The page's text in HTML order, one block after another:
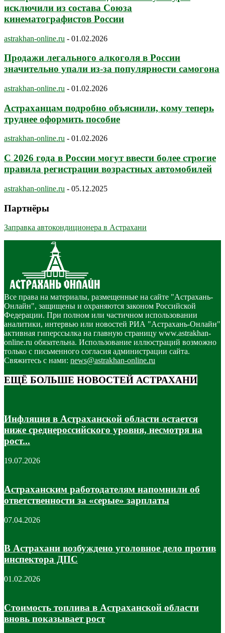
исключили из состава Союза
кинематографистов России
astrakhan-online.ru - 01.02.2026
Продажи легального алкоголя в России
значительно упали из-за популярности самогона
astrakhan-online.ru - 01.02.2026
Астраханцам подробно объяснили, кому теперь
труднее оформить пособие
astrakhan-online.ru - 01.02.2026
С 2026 года в России могут ввести более строгие
правила регистрации возрастных автомобилей
astrakhan-online.ru - 05.12.2025
Партнёры
Заправка автокондиционера в Астрахани
Все права на материалы, размещенные на сайте "Астрахань-
Онлайн", защищены и охраняются законом Российской
Федерации. При полном или частичном использовании
аналитики, интервью или новостей РИА "Астрахань-Онлайн"
активная гиперссылка на главную страницу www.astrakhan-
online.ru обязательна. Использование иллюстраций возможно
только с письменного согласия администрации сайта.
Свяжитесь с нами: news@astrakhan-online.ru
ЕЩЁ БОЛЬШЕ НОВОСТЕЙ АСТРАХАНИ
Инфляция в Астраханской области остается
ниже среднероссийского уровня, несмотря на
рост...
19.07.2026
Астраханским работодателям напомнили об
ответственности за «серые» зарплаты
07.04.2026
В Астрахани возбуждено уголовное дело против
инспектора ДПС
01.02.2026
Стоимость топлива в Астраханской области
вновь показывает рост